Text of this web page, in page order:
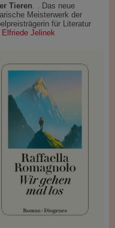
Tieren . . Das neue
Meisterwerk der
für Literatur
Elfriede Jelinek